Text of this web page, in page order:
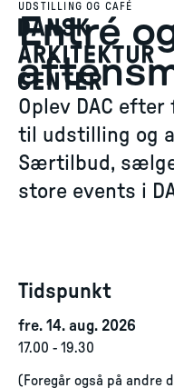
UDSTILLING OG CAFÉ
Entré
Oplev DAC
til udstilling og
Særtilbud,
store events i
Tidspunkt
fre. 14. aug. 2026
17.00 - 19.30
( Foregår også på andre